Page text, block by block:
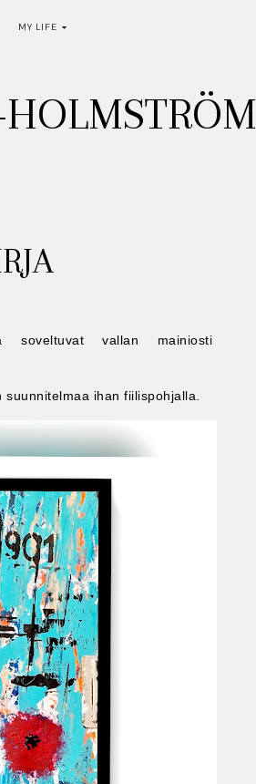
MY LIFE
soveltuvat vallan mainiosti
ihan fiilispohjalla.